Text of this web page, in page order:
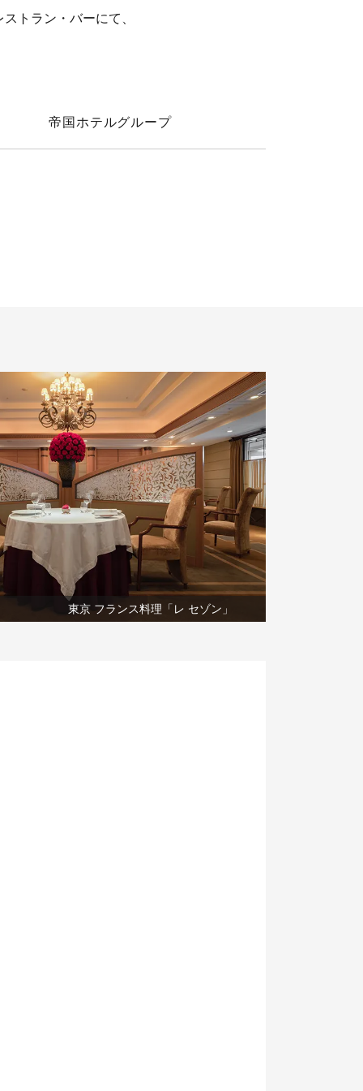
トラン・バーにて、
帝国ホテルグループ
東京 フランス料理「レ セゾン」